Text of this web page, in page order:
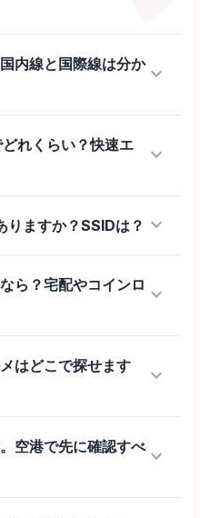
内線と国際線は分か keyboard_arrow_down
れくらい？快速エ
keyboard_arrow_down
ますか？SSIDは？ keyboard_arrow_down
ら？宅配やコインロ keyboard_arrow_down
はどこで探せます
keyboard_arrow_down
空港で先に確認すべkeyboard_arrow_down